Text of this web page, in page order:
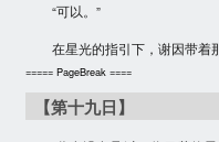
“可以。”
在星光的指引下，谢因带着那
===== PageBreak ====
【第十九日】